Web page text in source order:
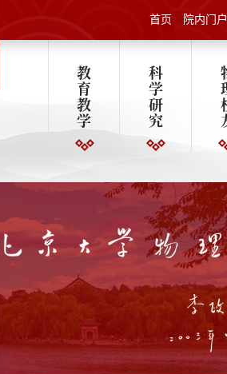
首页 院内门户
教
育
教
学
科
学
研
究